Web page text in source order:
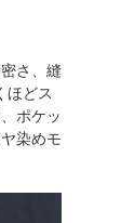
さ、縫
ほどス
ポケッ
染めモ